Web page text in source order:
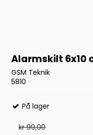
Alarmskilt 6x10
GSM Teknik
5810
På lager
kr 99,00